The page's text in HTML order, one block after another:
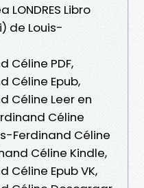
Libro
de Louis-
Céline PDF,
Céline Epub,
Céline Leer en
Céline
Ferdinand Céline
Céline Kindle,
Céline Epub VK,